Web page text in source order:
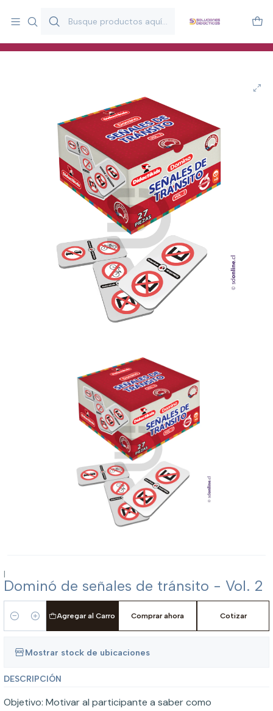
y estimulación infantil en Chile.
Especialistas en recursos educativos para aulas, terapeutas y
|
Dominó de señales de tránsito - Vol. 2
Cantidad
Agregar al Carro Comprar ahora Cotizar
Mostrar stock de ubicaciones
DESCRIPCIÓN
Objetivo: Motivar al participante a saber como